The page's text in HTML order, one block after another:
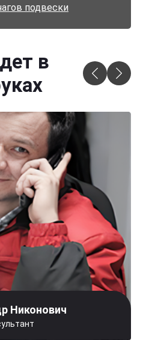
подвески
в
Никонович